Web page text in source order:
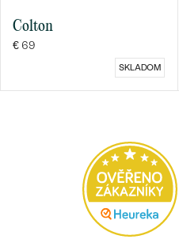
OBJAVIŤ
Colton
€ 69
SKLADOM